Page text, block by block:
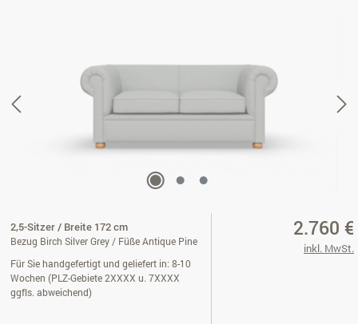
2,5-Sitzer / Breite 172 cm
Bezug Birch Silver Grey / Füße Antique Pine
Für Sie handgefertigt und geliefert in: 8-10
Wochen (PLZ-Gebiete 2XXXX u. 7XXXX
ggfls. abweichend)
2.760 €
inkl. MwSt.